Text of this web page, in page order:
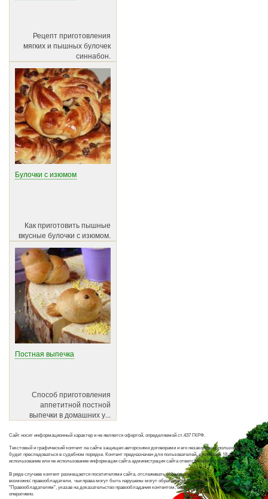
Рецепт приготовления
мягких и пышных булочек
синнабон.
Булочки с изюмом
Как приготовить пышные
вкусные булочки с изюмом.
Постная выпечка
Способ приготовления
аппетитной постной
выпечки в домашних у...
Сайт носит информационный характер и не является офертой, определяемой ст.437 ГКРФ.
Текстовый и графический контент на сайте защищен авторскими договорами и его незаконное использование
будет преследоваться в судебном порядке. Контент предназначен для пользователей, достигших 18 лет. За
использование или не использование информации сайта администрация сайта ответственности не несет.
В ряде случаев контент размещается посетителями сайта, отслеживать все материалы не
возможно: правообладатели, чьи права могут быть нарушены могут обратиться с жалобой на странице
"Правообладателям", указав на доказательство правообладания контентом, вопросы этой категории решаются
оперативно.